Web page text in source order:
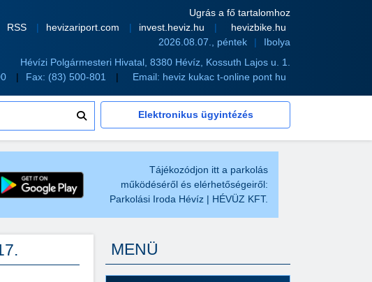
Ugrás a fő tartalomhoz
RSS
hevizariport.com invest.heviz.hu
hevizbike.hu
2026.08.07., péntek
Ibolya
Hévízi Polgármesteri Hivatal, 8380 Hévíz, Kossuth Lajos u. 1.
Fax: (83) 500-801 Email: heviz kukac t-online pont hu
Elektronikus ügyintézés
Tájékozódjon itt a parkolás
működéséről és elérhetőségeiről:
Parkolási Iroda Hévíz | HÉVÜZ KFT.
MENÜ